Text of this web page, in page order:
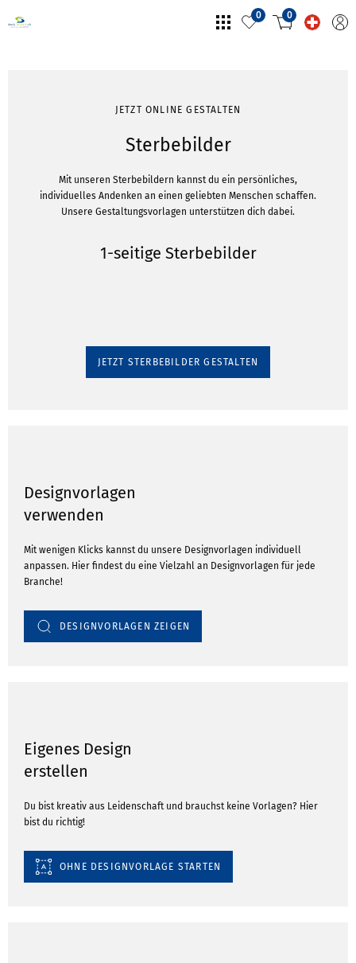
0 0
JETZT ONLINE GESTALTEN
Sterbebilder
Mit unseren Sterbebildern kannst du ein persönliches,
individuelles Andenken an einen geliebten Menschen schaffen.
Unsere Gestaltungsvorlagen unterstützen dich dabei.
1-seitige Sterbebilder
JETZT STERBEBILDER GESTALTEN
Designvorlagen
verwenden
Mit wenigen Klicks kannst du unsere Designvorlagen individuell
anpassen. Hier findest du eine Vielzahl an Designvorlagen für jede
Branche!
DESIGNVORLAGEN ZEIGEN
Eigenes Design
erstellen
Du bist kreativ aus Leidenschaft und brauchst keine Vorlagen? Hier
bist du richtig!
OHNE DESIGNVORLAGE STARTEN